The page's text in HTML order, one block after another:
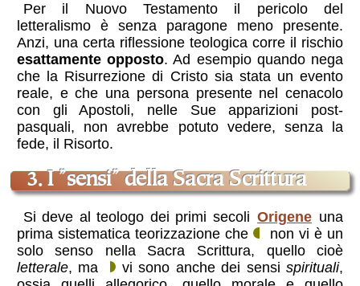
Per il Nuovo Testamento il pericolo del
letteralismo è senza paragone meno presente.
Anzi, una certa riflessione teologica corre il rischio
esattamente opposto. Ad esempio quando nega
che la Risurrezione di Cristo sia stata un evento
reale, e che una persona presente nel cenacolo
con gli Apostoli, nelle Sue apparizioni post-
pasquali, non avrebbe potuto vedere, senza la
fede, il Risorto.
3. I ”sensi” della Sacra Scrittura
Si deve al teologo dei primi secoli Origene una
prima sistematica teorizzazione che
non vi è un
solo senso nella Sacra Scrittura, quello cioè
letterale, ma vi sono anche dei sensispirituali,